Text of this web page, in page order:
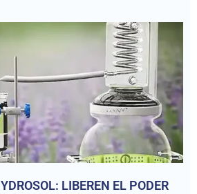
LIBEREN EL PODER